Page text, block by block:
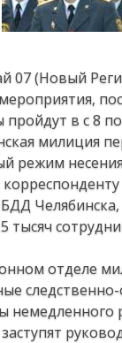
07 (Новый
в с 8
милиция
режим
тысяч
отделе
немедленного